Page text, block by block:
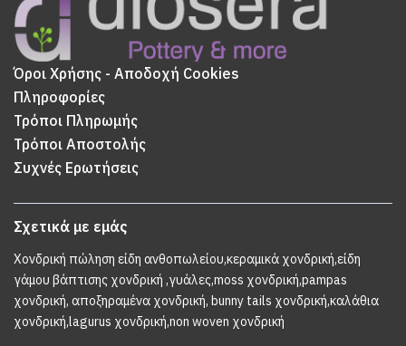
Όροι Χρήσης - Αποδοχή Cookies
Πληροφορίες
Τρόποι Πληρωμής
Τρόποι Αποστολής
Συχνές Ερωτήσεις
Σχετικά με εμάς
Χονδρική πώληση είδη ανθοπωλείου,κεραμικά χονδρική,είδη
γάμου βάπτισης χονδρική ,γυάλες,moss χονδρική,pampas
χονδρική, αποξηραμένα χονδρική, bunny tails χονδρική,καλάθια
χονδρική,lagurus χονδρική,non woven χονδρική